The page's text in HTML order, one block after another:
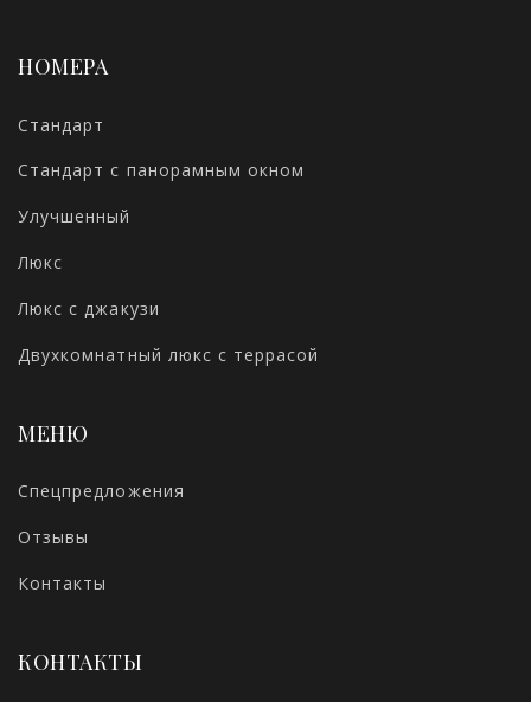
НОМЕРА
Стандарт
Стандарт с панорамным окном
Улучшенный
Люкс
Люкс с джакузи
Двухкомнатный люкс с террасой
МЕНЮ
Спецпредложения
Отзывы
Контакты
КОНТАКТЫ